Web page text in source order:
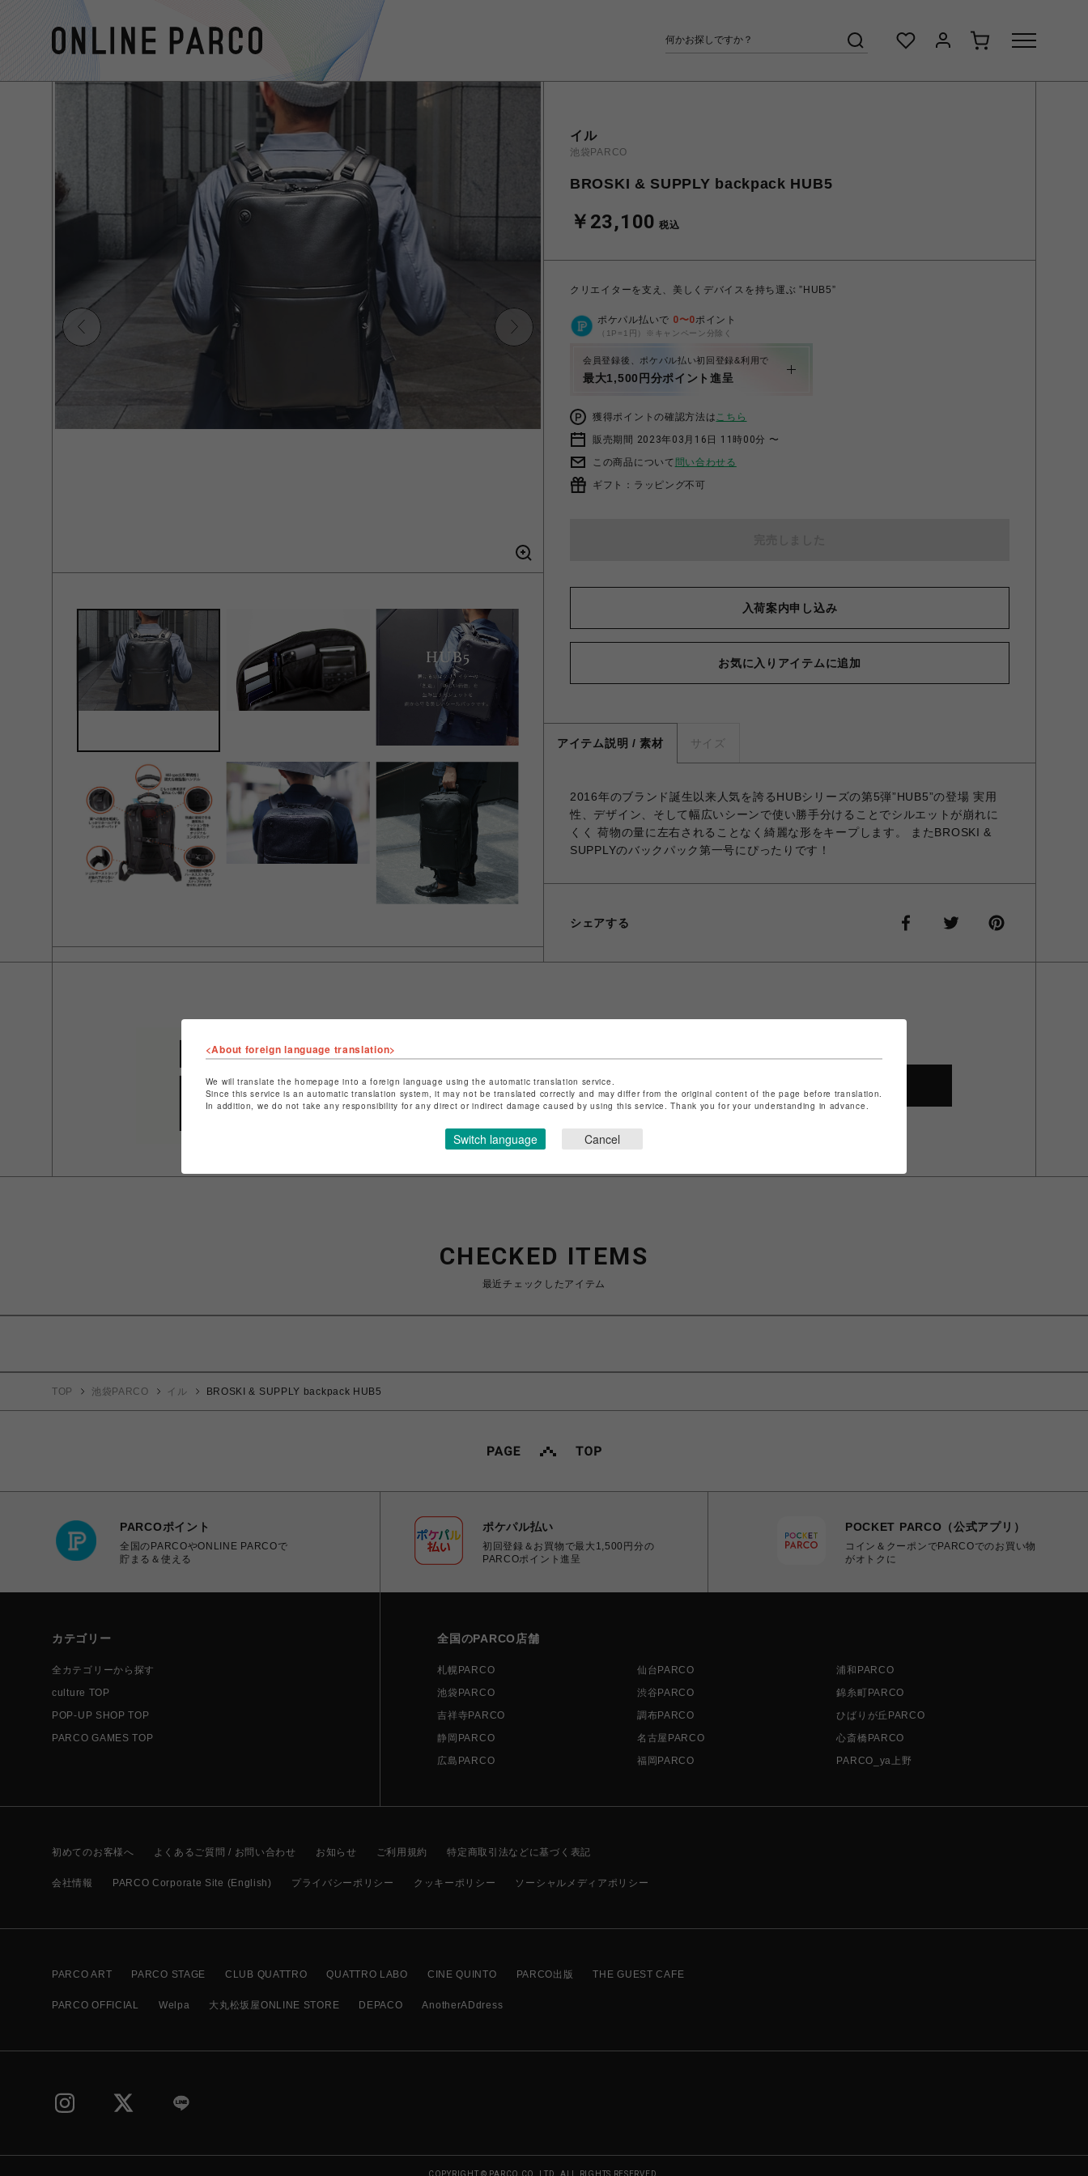
イル
池袋PARCO
BROSKI & SUPPLY backpack HUB5
￥23,100 税込
クリエイターを支え、美しくデバイスを持ち運ぶ ”HUB5”
ポケパル払いで 0〜0ポイント
（1P=1円）※キャンペーン分除く
会員登録後、ポケパル払い初回登録&利用で
最大1,500円分ポイント進呈
獲得ポイントの確認方法はこちら
販売期間 2023年03月16日 11時00分 〜
この商品について 問い合わせる
ギフト：ラッピング不可
入荷案内申し込み
お気に入りアイテムに追加
アイテム説明 / 素材 サイズ
2016年のブランド誕生以来人気を誇るHUBシリーズの第5弾”HUB5”の登場 実用
性、デザイン、そして幅広いシーンで使い勝手分けることでシルエットが崩れに
くく 荷物の量に左右されることなく綺麗な形をキープします。 またBROSKI &
SUPPLYのバックパック第一号にぴったりです！
シェアする
ショップ名
特定商取引法など法令に基づく表記はこちら
CHECKED ITEMS
最近チェックしたアイテム
TOP 池袋PARCO イル BROSKI & SUPPLY backpack HUB5
PARCOポイント
全国のPARCOやONLINE PARCOで
貯まる＆使える
ポケパル払い
初回登録＆お買物で最大1,500円分の
PARCOポイント進呈
POCKET PARCO（公式アプリ）
コイン＆クーポンでPARCOでのお買い物
がオトクに
カテゴリー
全カテゴリーから探す
culture TOP
POP-UP SHOP TOP
PARCO GAMES TOP
全国のPARCO店舗
札幌PARCO 仙台PARCO
浦和PARCO
池袋PARCO
渋谷PARCO
錦糸町PARCO
吉祥寺PARCO
調布PARCO
ひばりが丘PARCO
静岡PARCO
名古屋PARCO
心斎橋PARCO
広島PARCO
福岡PARCO PARCO_ya上野
初めてのお客様へ よくあるご質問 / お問い合わせ お知らせ ご利用規約 特定商取引法などに基づく表記
会社情報 PARCO Corporate Site (English) プライバシーポリシー クッキーポリシー ソーシャルメディアポリシー
PARCO ART PARCO STAGE CLUB QUATTRO QUATTRO LABO CINE QUINTO PARCO出版 THE GUEST CAFE
PARCO OFFICIAL Welpa 大丸松坂屋ONLINE STORE DEPACO AnotherADdress
COPYRIGHT © PARCO CO.,LTD. ALL RIGHTS RESERVED.
<About foreign language translation>
We will translate the homepage into a foreign language using the automatic translation service.
Since this service is an automatic translation system, it may not be translated correctly and may differ from the original content of the page before translation.
In addition, we do not take any responsibility for any direct or indirect damage caused by using this service. Thank you for your understanding in advance.
Switch language Cancel